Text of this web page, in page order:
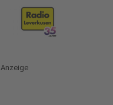
Anzeige